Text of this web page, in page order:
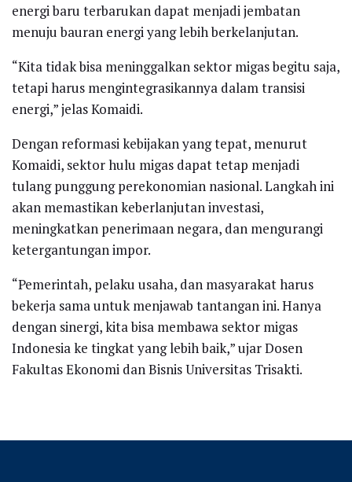
energi baru terbarukan dapat menjadi jembatan
menuju bauran energi yang lebih berkelanjutan.
“Kita tidak bisa meninggalkan sektor migas begitu saja,
tetapi harus mengintegrasikannya dalam transisi
energi,” jelas Komaidi.
Dengan reformasi kebijakan yang tepat, menurut
Komaidi, sektor hulu migas dapat tetap menjadi
tulang punggung perekonomian nasional. Langkah ini
akan memastikan keberlanjutan investasi,
meningkatkan penerimaan negara, dan mengurangi
ketergantungan impor.
“Pemerintah, pelaku usaha, dan masyarakat harus
bekerja sama untuk menjawab tantangan ini. Hanya
dengan sinergi, kita bisa membawa sektor migas
Indonesia ke tingkat yang lebih baik,” ujar Dosen
Fakultas Ekonomi dan Bisnis Universitas Trisakti.